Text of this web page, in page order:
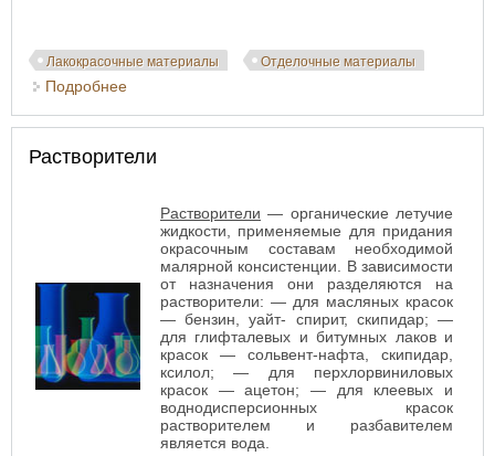
Лакокрасочные материалы Отделочные материалы
Подробнее
Растворители
Растворители — органические летучие
жидкости, применяемые для придания
окрасочным составам необходимой
малярной консистенции. В зависимости
от назначения они разделяются на
растворители: — для масляных красок
— бензин, уайт- спирит, скипидар; —
для глифталевых и битумных лаков и
красок — сольвент-нафта, скипидар,
ксилол; — для перхлорвиниловых
красок — ацетон; — для клеевых и
воднодисперсионных красок
растворителем и разбавителем
является вода.